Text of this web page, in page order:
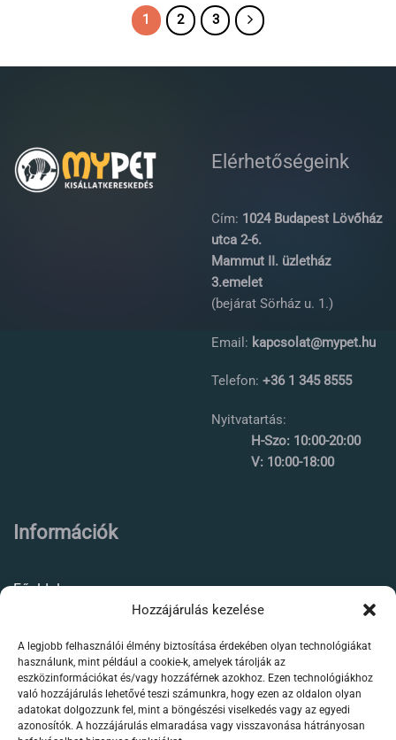
Hozzájárulás kezelése
A legjobb felhasználói élmény biztosítása érdekében olyan technológiákat
használunk, mint például a cookie-k, amelyek tárolják az
eszközinformációkat és/vagy hozzáférnek azokhoz. Ezen technológiákhoz
való hozzájárulás lehetővé teszi számunkra, hogy ezen az oldalon olyan
adatokat dolgozzunk fel, mint a böngészési viselkedés vagy az egyedi
azonosítók. A hozzájárulás elmaradása vagy visszavonása hátrányosan
1 2 3
Elérhetőségeink
Cím: 1024 Budapest Lövőház
utca 2-6.
Mammut II. üzletház
3.emelet
(bejárat Sörház u. 1.)
Email: kapcsolat@mypet.hu
Telefon: +36 1 345 8555
Nyitvatartás:
H-Szo: 10:00-20:00
V: 10:00-18:00
Információk
Főoldal
Élőállat kereskedés
Forgalmazott termékeink
Szaktanácsadás /